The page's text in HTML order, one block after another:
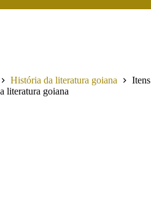
História da literatura goiana
Itens
literatura goiana